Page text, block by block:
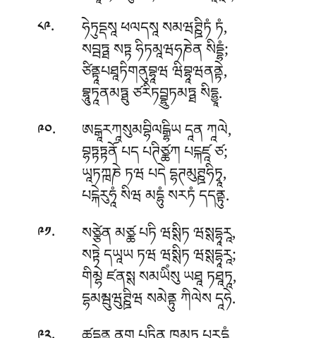
༨༩. ཧེཏུདྡསཱ ཕལདསཱ སམཝཊྛིཏཾ ཏཾ,
སབྦཏྠ སཏྟ ཧིཏམཱཝཧཎེན སིདྡྷཾ;
ཙིནྟཱཔཐཱཏིགནུབྷཱཝ ཝིབྷཱཝནནྟེ,
བྷཱུཏཱནམཏྠུ ཙརིཏབྦྷུཏམཏྠ སིདྷྱཱ.
༩༠. ཨངྒཱརཀཱསུམབྷིལངྒྷིཡ དཱན ཀཱལེ,
བྷཏྟཏྟནོ པད པཊིཙྪཀ པངྐཛཱ ཙ;
ཡཱཏཀྑཎེ ཏཝ པདེ དྷཊམུཊྛཧིཏྭཱ,
པངྐེརུཧཱཾ སིཝ མདྷུཾ སརཏཾ དདནྟུ.
༩༡. སཙྩེན མཙྪ པཏི ཝསྶིཏ ཝསྶདྷཱརཱ,
སཏྟེ དཡཱཡ ཏཝ ཝསྶིཏ ཝསྶདྷཱརཱ;
གིམྷེ ཛནསྶ སམཡིཾསུ ཡཐཱ ཏཐཱཏཱ,
དྷམམྦུཝུཊྛིཝ སམེནྟུ ཀིལེས དཱཧེ.